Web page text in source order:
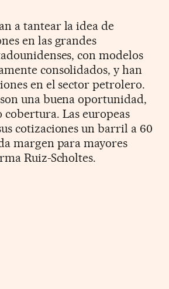
a tantear la idea de
en las grandes
con modelos
consolidados, y han
en el sector petrolero.
una buena oportunidad,
Las europeas
cotizaciones un barril a 60
margen para mayores
Ruiz-Scholtes.